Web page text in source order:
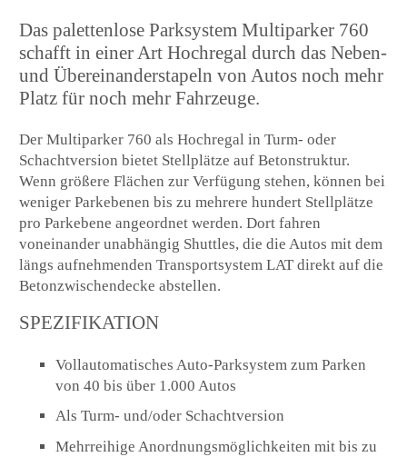
Das palettenlose Parksystem Multiparker 760
schafft in einer Art Hochregal durch das Neben-
und Übereinanderstapeln von Autos noch mehr
Platz für noch mehr Fahrzeuge.
Der Multiparker 760 als Hochregal in Turm- oder
Schachtversion bietet Stellplätze auf Betonstruktur.
Wenn größere Flächen zur Verfügung stehen, können bei
weniger Parkebenen bis zu mehrere hundert Stellplätze
pro Parkebene angeordnet werden. Dort fahren
voneinander unabhängig Shuttles, die die Autos mit dem
längs aufnehmenden Transportsystem LAT direkt auf die
Betonzwischendecke abstellen.
SPEZIFIKATION
Vollautomatisches Auto-Parksystem zum Parken
von 40 bis über 1.000 Autos
Als Turm- und/oder Schachtversion
Mehrreihige Anordnungsmöglichkeiten mit bis zu